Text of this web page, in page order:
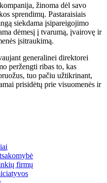
žinoma dėl savo
sprendimų. Pastaraisiais
siekdama įsipareigojimo
dėmesį į tvarumą, įvairovę ir
įsitraukimą.
generalinei direktorei
peržengti ribas to, kas
tuo pačiu užtikrinant,
prisidėtų prie visuomenės ir
firmų